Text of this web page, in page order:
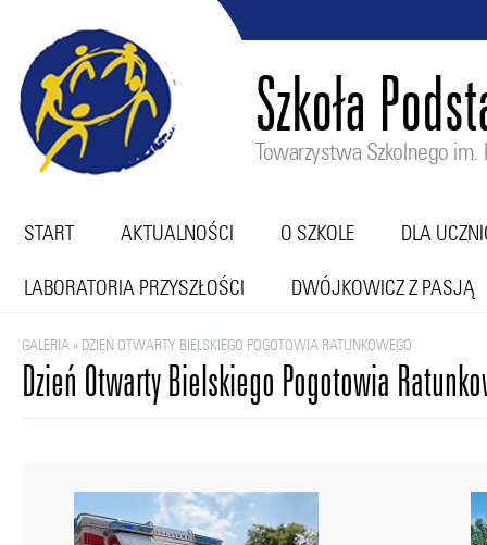
Szkoła
Towarzystwa Szkolnego im.
START AKTUALNOŚCI O SZKOLE DLA
LABORATORIA PRZYSZŁOŚCI DWÓJKOWICZ Z PASJĄ
Dzień Otwarty Bielskiego Pogotowia
GALERIA» DZIEŃ OTWARTY BIELSKIEGO POGOTOWIA RATUNKOWEGO